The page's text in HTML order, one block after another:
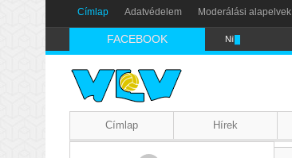
Címlap Adatvédelem Moderálási alapelvek
FACEBOOK Nikics-gól lábbal
Címlap Hírek